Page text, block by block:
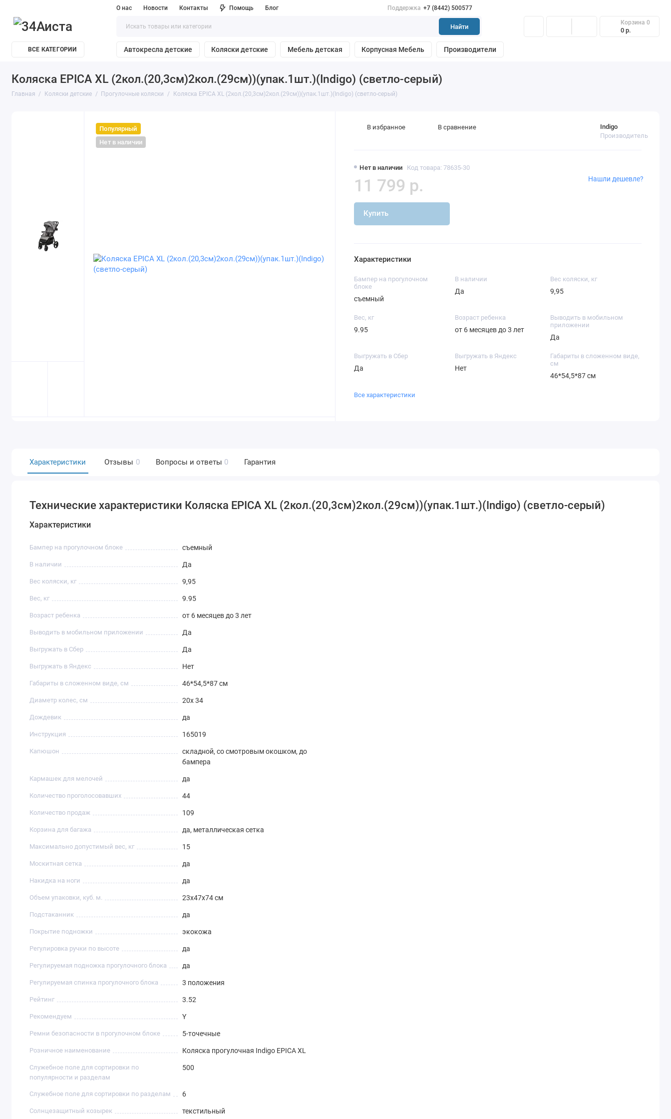
О нас Новости Контакты Помощь Блог Поддержка +7 (8442) 500577
Найти
Корзина 0
0 р.
ВСЕ КАТЕГОРИИ Автокресла детские Коляски детские Мебель детская Корпусная Мебель Производители
Коляска EPICA XL (2кол.(20,3см)2кол.(29см))(упак.1шт.)(Indigo) (светло-серый)
Главная Коляски детские Прогулочные коляски Коляска EPICA XL (2кол.(20,3см)2кол.(29см))(упак.1шт.)(Indigo) (светло-серый)
Популярный
Нет в наличии
Нет в наличии Код товара: 78635-30
Indigo
Производитель
11 799 р.
Купить
Нашли дешевле?
В избранное В сравнение
Характеристики
Бампер на прогулочном
блоке
съемный
В наличии
Да
Вес коляски, кг
9,95
Вес, кг
9.95
Возраст ребенка
от 6 месяцев до 3 лет
Выводить в мобильном
приложении
Да
Выгружать в Сбер
Да
Выгружать в Яндекс
Нет
Габариты в сложенном виде,
см
46*54,5*87 см
Все характеристики
Характеристики Отзывы 0 Вопросы и ответы 0 Гарантия
Технические характеристики Коляска EPICA XL (2кол.(20,3см)2кол.(29см))(упак.1шт.)(Indigo) (светло-серый)
Характеристики
Бампер на прогулочном блоке съемный
В наличии Да
Вес коляски, кг 9,95
Вес, кг 9.95
Возраст ребенка от 6 месяцев до 3 лет
Выводить в мобильном приложении Да
Выгружать в Сбер Да
Выгружать в Яндекс Нет
Габариты в сложенном виде, см 46*54,5*87 см
Диаметр колес, см 20х 34
Дождевик да
Инструкция 165019
Капюшон
складной, со смотровым окошком, до
бампера
Кармашек для мелочей да
Количество проголосовавших 44
Количество продаж 109
Корзина для багажа да, металлическая сетка
Максимально допустимый вес, кг 15
Москитная сетка да
Накидка на ноги да
Объем упаковки, куб. м. 23х47х74 см
Подстаканник да
Покрытие подножки экокожа
Регулировка ручки по высоте да
Регулируемая подножка прогулочного блока да
Регулируемая спинка прогулочного блока 3 положения
Рейтинг 3.52
Рекомендуем Y
Ремни безопасности в прогулочном блоке 5-точечные
Розничное наименование Коляска прогулочная Indigo EPICA XL
Служебное поле для сортировки по
популярности и разделам
500
Служебное поле для сортировки по разделам 6
Солнцезащитный козырек текстильный